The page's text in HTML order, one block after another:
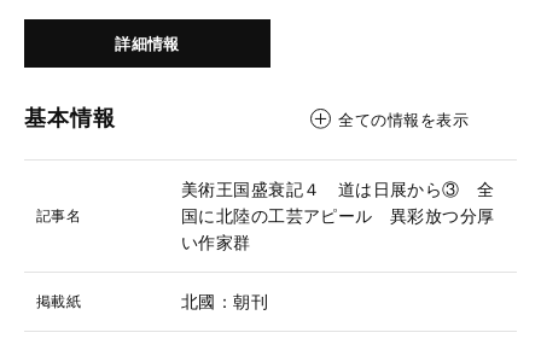
詳細情報
基本情報 全ての情報を表示
記事名
美術王国盛衰記４ 道は日展から③ 全
国に北陸の工芸アピール 異彩放つ分厚
い作家群
掲載紙 北國：朝刊